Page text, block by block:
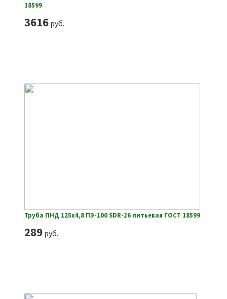
18599
3616руб.
Труба ПНД 125х4,8 ПЭ-100 SDR-26 питьевая ГОСТ 18599
289руб.